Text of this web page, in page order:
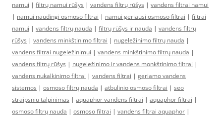
namui | filtrų namui rūšys | vandens filtrų rūšys | vandens filtrai namui
| namui naudingi osmoso filtrai | namui geriausi osmoso filtrai | filtrai
namui | vandens filtrų nauda | filtrų rūšys ir nauda | vandens filtrų
rūšys | vandens minkštinimo filtrai | nugeležinimo filtrų nauda |
vandens filtrai nugeležinimui | vandens minkštinimo filtrų nauda |
vandens filtrų rūšys | nugeležinimo ir vandens monkštinimo filtrai |
vandens nukalkinimo filtrai | vandens filtrai | geriamo vandens
sistemos | osmoso filtrų nauda | atbulinio osmoso filtrai | seo
straipsniu talpinimas | aquaphor vandens filtrai | aquaphor filtrai |
osmoso filtrų nauda | osmoso filtrai | vandens filtrai aquaphor |